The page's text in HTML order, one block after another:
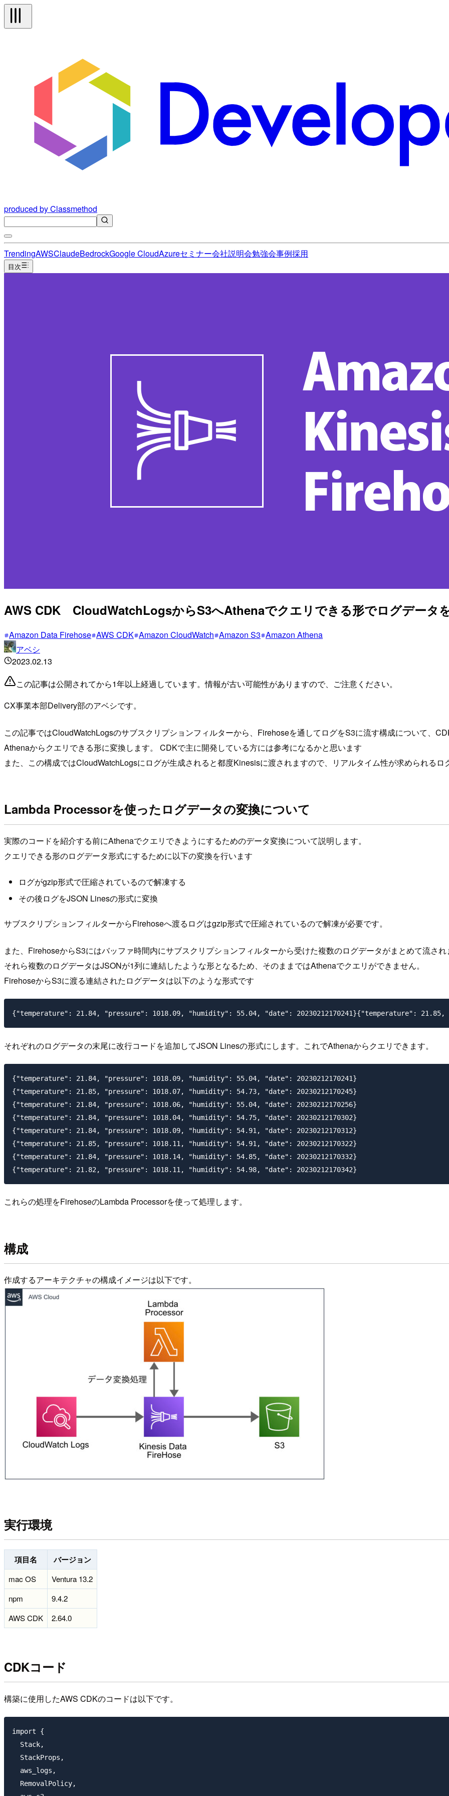
produced by Classmethod
TrendingAWSClaudeBedrockGoogle CloudAzureセミナー会社説明会勉強会事例採用
目次
AWS CDK CloudWatchLogsからS3へAthenaでクエリできる形でログデータ
Amazon Data Firehose AWS CDK Amazon CloudWatch Amazon S3 Amazon Athena
アベシ
2023.02.13
この記事は公開されてから1年以上経過しています。情報が古い可能性がありますので、ご注意ください。
CX事業本部Delivery部のアベシです。
この記事ではCloudWatchLogsのサブスクリプションフィルターから、Firehoseを通してログをS3に流す構成について、
Athenaからクエリできる形に変換します。 CDKで主に開発している方には参考になるかと思います
また、この構成ではCloudWatchLogsにログが生成されると都度Kinesisに渡されますので、リアルタイム性が求められる
Lambda Processorを使ったログデータの変換について
実際のコードを紹介する前にAthenaでクエリできようにするためのデータ変換について説明します。
クエリできる形のログデータ形式にするために以下の変換を行います
ログがgzip形式で圧縮されているので解凍する
その後ログをJSON Linesの形式に変換
サブスクリプションフィルターからFirehoseへ渡るログはgzip形式で圧縮されているので解凍が必要です。
また、FirehoseからS3にはバッファ時間内にサブスクリプションフィルターから受けた複数のログデータがまとめて流され
それら複数のログデータはJSONが1列に連結したような形となるため、そのままではAthenaでクエリができません。
FirehoseからS3に渡る連結されたログデータは以下のような形式です
それぞれのログデータの末尾に改行コードを追加してJSON Linesの形式にします。これでAthenaからクエリできます。
{"temperature": 21.84, "pressure": 1018.09, "humidity": 55.04, "date": 20230212170241}
{"temperature": 21.85, "pressure": 1018.07, "humidity": 54.73, "date": 20230212170245}
{"temperature": 21.84, "pressure": 1018.06, "humidity": 55.04, "date": 20230212170256}
{"temperature": 21.84, "pressure": 1018.04, "humidity": 54.75, "date": 20230212170302}
{"temperature": 21.84, "pressure": 1018.09, "humidity": 54.91, "date": 20230212170312}
{"temperature": 21.85, "pressure": 1018.11, "humidity": 54.91, "date": 20230212170322}
{"temperature": 21.84, "pressure": 1018.14, "humidity": 54.85, "date": 20230212170332}
これらの処理をFirehoseのLambda Processorを使って処理します。
構成
作成するアーキテクチャの構成イメージは以下です。
実行環境
項目名 バージョン
mac OS
Ventura 13.2
npm
9.4.2
AWS CDK
2.64.0
CDKコード
構築に使用したAWS CDKのコードは以下です。
import {
  Stack,
  StackProps,
  aws_logs,
  RemovalPolicy,